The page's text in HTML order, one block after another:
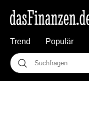
Trend Populär